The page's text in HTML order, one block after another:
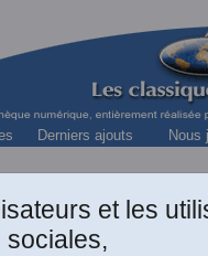
Derniers ajouts Nous
et les
sociales,